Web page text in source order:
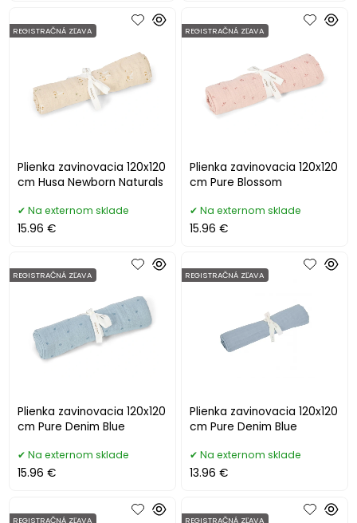
Plienka zavinovacia 120x120
cm Husa Newborn Naturals
REGISTRAČNÁ ZĽAVA
Na externom sklade
15.96 €
Plienka zavinovacia 120x120
cm Pure Blossom
REGISTRAČNÁ ZĽAVA
Na externom sklade
15.96 €
Plienka zavinovacia 120x120
cm Pure Denim Blue
REGISTRAČNÁ ZĽAVA
Na externom sklade
15.96 €
Plienka zavinovacia 120x120
cm Pure Denim Blue
REGISTRAČNÁ ZĽAVA
Na externom sklade
13.96 €
REGISTRAČNÁ ZĽAVA REGISTRAČNÁ ZĽAVA